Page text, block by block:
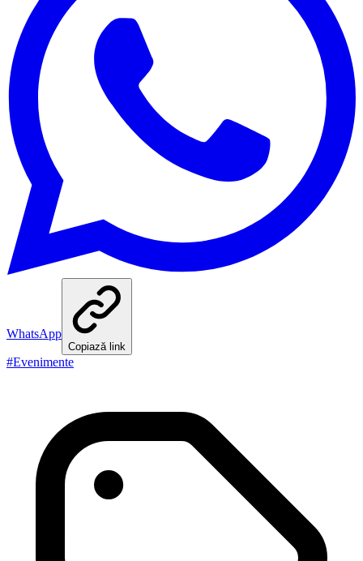
WhatsApp
Copiază link
#Evenimente